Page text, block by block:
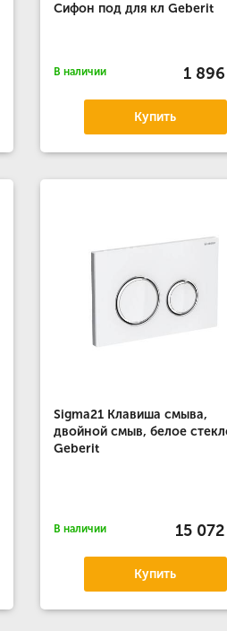
Сифон под для кл Geberit
В наличии 1
Купить
Sigma21 Клавиша смыва,
двойной смыв, белое
Geberit
В наличии 15
Купить